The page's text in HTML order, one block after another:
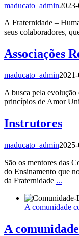
maducato_admin
A Fraternidade –
seus colaboradores,
Associações
maducato_admin
A busca pela
princípios de Amor
Instrutores
maducato_admin
São os mentores das
do Ensinamento que
da Fraternidade ...
A comunidade
A